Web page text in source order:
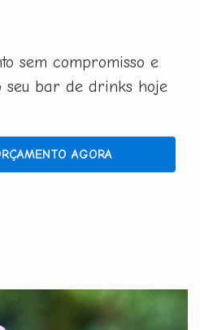
sem compromisso e
seu bar de drinks hoje
AGORA